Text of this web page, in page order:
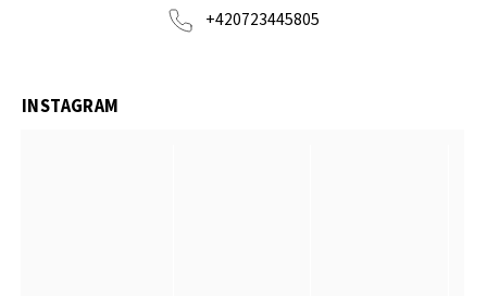
+420723445805
INSTAGRAM